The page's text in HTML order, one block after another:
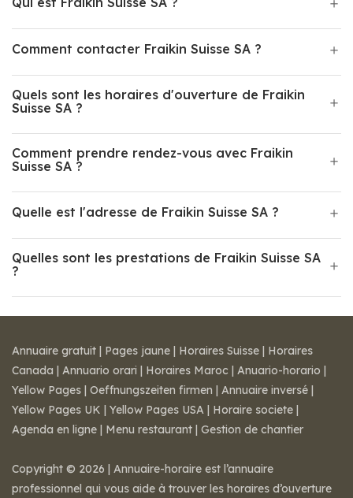
Comment contacter Fraikin Suisse SA ?
Quels sont les horaires d'ouverture de Fraikin
Suisse SA ?
Comment prendre rendez-vous avec Fraikin
Suisse SA ?
Quelle est l'adresse de Fraikin Suisse SA ?
Quelles sont les prestations de Fraikin Suisse SA
?
Annuaire gratuit | Pages jaune | Horaires Suisse | Horaires
Canada | Annuario orari | Horaires Maroc | Anuario-horario |
Yellow Pages | Oeffnungszeiten firmen | Annuaire inversé |
Yellow Pages UK | Yellow Pages USA | Horaire societe |
Agenda en ligne | Menu restaurant | Gestion de chantier
Copyright © 2026 | Annuaire-horaire est l’annuaire
professionnel qui vous aide à trouver les horaires d’ouverture